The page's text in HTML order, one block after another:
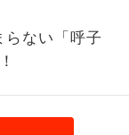
らない「呼子